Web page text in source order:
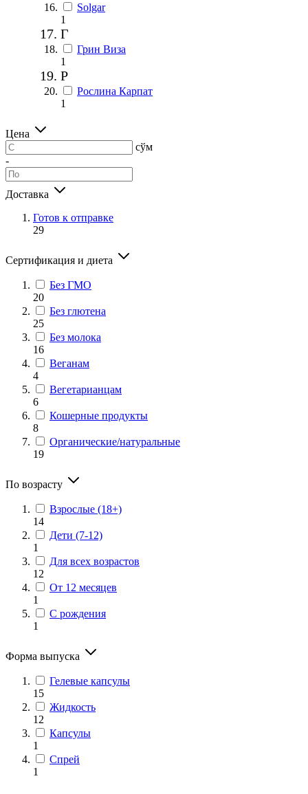
Solgar
1
Г
Грин Виза
1
Р
Рослина Карпат
1
Цена
сўм
-
Доставка
Готов к отправке
29
Сертификация и диета
Без ГМО
20
Без глютена
25
Без молока
16
Веганам
4
Вегетарианцам
6
Кошерные продукты
8
Органические/натуральные
19
По возрасту
Взрослые (18+)
14
Дети (7-12)
1
Для всех возрастов
12
От 12 месяцев
1
С рождения
1
Форма выпуска
Гелевые капсулы
15
Жидкость
12
Капсулы
1
Спрей
1